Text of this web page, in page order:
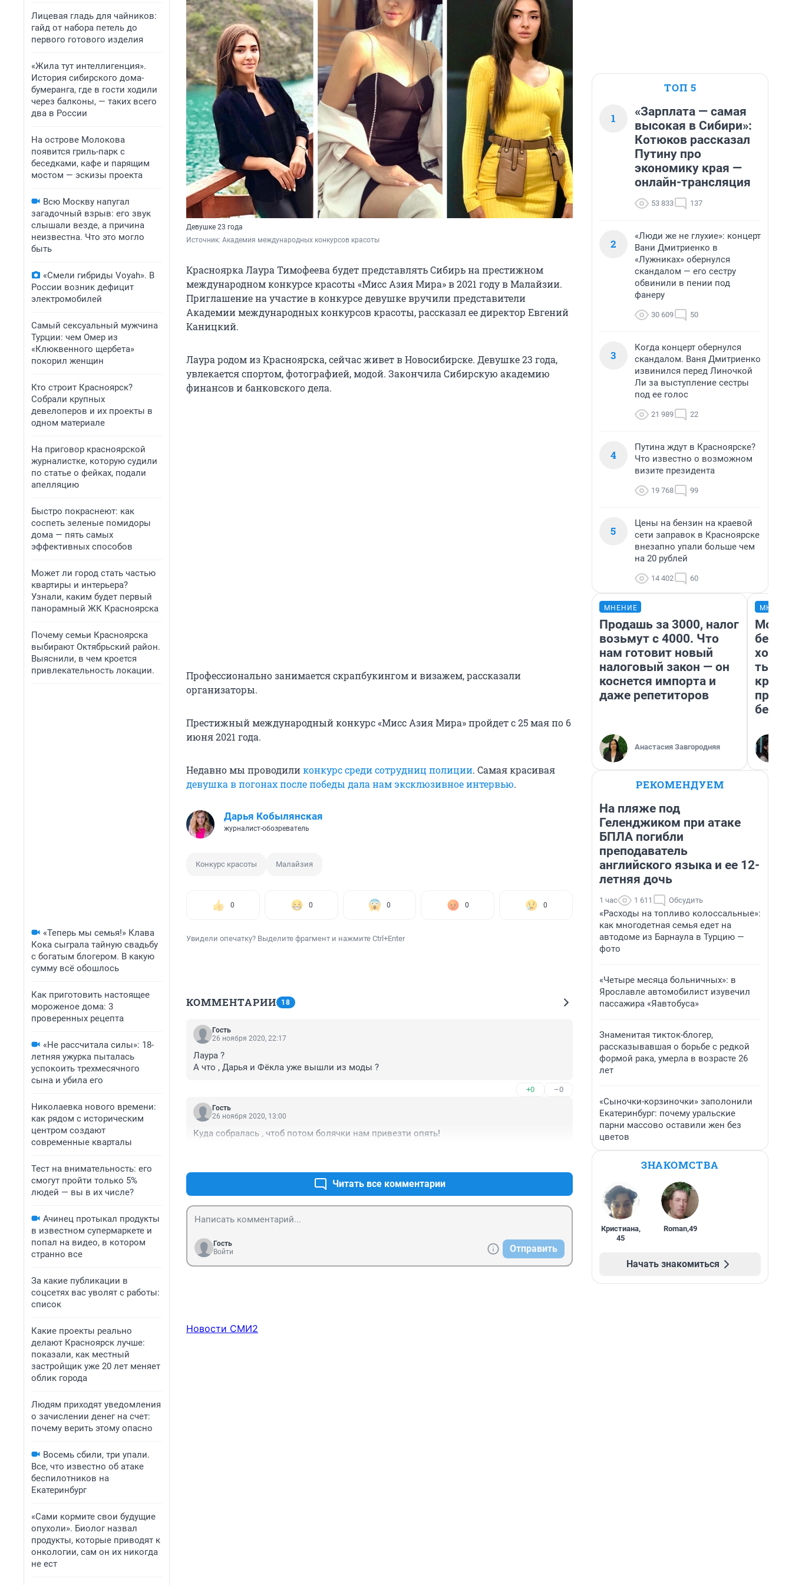
Лицевая гладь для чайников:
гайд от набора петель до
первого готового изделия
«Жила тут интеллигенция».
История сибирского дома-
бумеранга, где в гости ходили
через балконы, — таких всего
два в России
На острове Молокова
появится гриль-парк с
беседками, кафе и парящим
мостом — эскизы проекта
Всю Москву напугал
загадочный взрыв: его звук
слышали везде, а причина
неизвестна. Что это могло
быть
«Смели гибриды Voyah». В
России возник дефицит
электромобилей
Самый сексуальный мужчина
Турции: чем Омер из
«Клюквенного щербета»
покорил женщин
Кто строит Красноярск?
Собрали крупных
девелоперов и их проекты в
одном материале
На приговор красноярской
журналистке, которую судили
по статье о фейках, подали
апелляцию
Быстро покраснеют: как
соспеть зеленые помидоры
дома — пять самых
эффективных способов
Может ли город стать частью
квартиры и интерьера?
Узнали, каким будет первый
панорамный ЖК Красноярска
Почему семьи Красноярска
выбирают Октябрьский район.
Выяснили, в чем кроется
привлекательность локации.
«Теперь мы семья!» Клава
Кока сыграла тайную свадьбу
с богатым блогером. В какую
сумму всё обошлось
Как приготовить настоящее
мороженое дома: 3
проверенных рецепта
«Не рассчитала силы»: 18-
летняя ужурка пыталась
успокоить трехмесячного
сына и убила его
Николаевка нового времени:
как рядом с историческим
центром создают
современные кварталы
Тест на внимательность: его
смогут пройти только 5%
людей — вы в их числе?
Ачинец протыкал продукты
в известном супермаркете и
попал на видео, в котором
странно все
За какие публикации в
соцсетях вас уволят с работы:
список
Какие проекты реально
делают Красноярск лучше:
показали, как местный
застройщик уже 20 лет меняет
облик города
Людям приходят уведомления
о зачислении денег на счет:
почему верить этому опасно
Восемь сбили, три упали.
Все, что известно об атаке
беспилотников на
Екатеринбург
«Сами кормите свои будущие
опухоли». Биолог назвал
продукты, которые приводят к
онкологии, сам он их никогда
не ест
Девушке 23 года
Источник: Академия международных конкурсов красоты
Красноярка Лаура Тимофеева будет представлять Сибирь на престижном
международном конкурсе красоты «Мисс Азия Мира» в 2021 году в Малайзии.
Приглашение на участие в конкурсе девушке вручили представители
Академии международных конкурсов красоты, рассказал ее директор Евгений
Каницкий.
Лаура родом из Красноярска, сейчас живет в Новосибирске. Девушке 23 года,
увлекается спортом, фотографией, модой. Закончила Сибирскую академию
финансов и банковского дела.
Профессионально занимается скрапбукингом и визажем, рассказали
организаторы.
Престижный международный конкурс «Мисс Азия Мира» пройдет с 25 мая по 6
июня 2021 года.
Недавно мы проводиликонкурс среди сотрудниц полиции. Самая красивая
девушка в погонах после победы дала нам эксклюзивное интервью.
Дарья Кобылянская
журналист-обозреватель
Конкурс красоты Малайзия
0 0 0 0 0
Увидели опечатку? Выделите фрагмент и нажмите Ctrl+Enter
КОММЕНТАРИИ 18
Гость
26 ноября 2020, 22:17
Лаура ?
А что , Дарья и Фёкла уже вышли из моды ?
+0 –0
Гость
26 ноября 2020, 13:00
Куда собралась , чтоб потом болячки нам привезти опять!
Читать все комментарии
Гость
Войти
Отправить
Новости СМИ2
ТОП 5
1
«Зарплата — самая
высокая в Сибири»:
Котюков рассказал
Путину про
экономику края —
онлайн-трансляция
53 833 137
2
«Люди же не глухие»: концерт
Вани Дмитриенко в
«Лужниках» обернулся
скандалом — его сестру
обвинили в пении под
фанеру
30 609 50
3
Когда концерт обернулся
скандалом. Ваня Дмитриенко
извинился перед Линочкой
Ли за выступление сестры
под ее голос
21 989 22
4
Путина ждут в Красноярске?
Что известно о возможном
визите президента
19 768 99
5
Цены на бензин на краевой
сети заправок в Красноярске
внезапно упали больше чем
на 20 рублей
14 402 60
МНЕНИЕ
Продашь за 3000, налог
возьмут с 4000. Что
нам готовит новый
налоговый закон — он
коснется импорта и
даже репетиторов
Анастасия Завгородняя
Мой
РЕКОМЕНДУЕМ
На пляже под
Геленджиком при атаке
БПЛА погибли
преподаватель
английского языка и ее 12-
летняя дочь
1 час 1 611 Обсудить
«Расходы на топливо колоссальные»:
как многодетная семья едет на
автодоме из Барнаула в Турцию —
фото
«Четыре месяца больничных»: в
Ярославле автомобилист изувечил
пассажира «Яавтобуса»
Знаменитая тикток-блогер,
рассказывавшая о борьбе с редкой
формой рака, умерла в возрасте 26
лет
«Сыночки-корзиночки» заполонили
Екатеринбург: почему уральские
парни массово оставили жен без
цветов
ЗНАКОМСТВА
Кристиана,
45
Roman,49
Начать знакомиться